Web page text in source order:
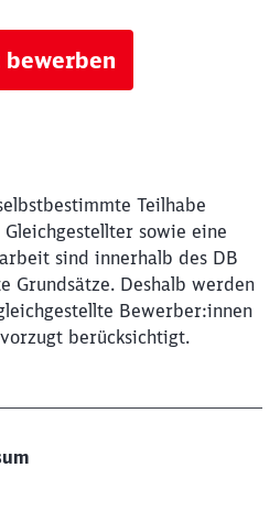
bewerben
Teilhabe
sowie eine
sind innerhalb des DB
Grundsätze. Deshalb werden
Bewerber:innen
berücksichtigt.